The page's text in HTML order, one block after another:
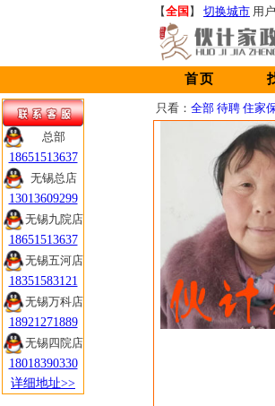
【全国 】 切换城市 用
首页
只看： 全部 待聘 住家
总部
18651513637
无锡总店
13013609299
无锡九院店
18651513637
无锡五河店
18351583121
无锡万科店
18921271889
无锡四院店
18018390330
详细地址>>